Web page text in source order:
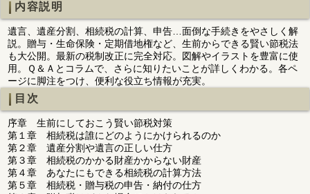
内容説明
遺言、遺産分割、相続税の計算、申告…面倒な手続きをやさしく解
説。贈与・生命保険・定期借地権など、生前からできる賢い節税法
も大公開。最新の税制改正に完全対応。図解やイラストを豊富に使
用。Ｑ＆Ａとコラムで、さらに知りたいことが詳しくわかる。各ペ
ージに脚注をつけ、便利な役立ち情報が充実。
目次
序章 生前にしておこう賢い節税対策
第１章 相続税は誰にどのようにかけられるのか
第２章 遺産分割や遺言の正しい仕方
第３章 相続税のかかる財産かからない財産
第４章 あなたにもできる相続税の計算方法
第５章 相続税・贈与税の申告・納付の仕方